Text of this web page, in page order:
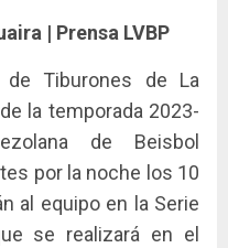
| Prensa LVBP
Tiburones de La
la temporada 2023-
de Beisbol
por la noche los 10
al equipo en la Serie
se realizará en el